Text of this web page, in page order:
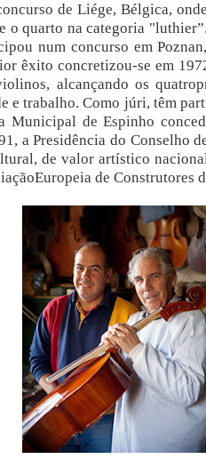
de Liége, Bélgica,
o quarto na categoria
num concurso em
êxito concretizou-se em
alcançando os
e trabalho. Como júri, têm
Municipal de Espinho
a Presidência do Conselho
de valor artístico
de Construtores